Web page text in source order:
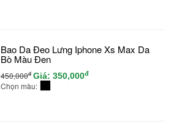
Bao Da Đeo Lưng Iphone Xs Max Da
Bò Màu Đen
450,000đ Giá: 350,000đ
Chọn màu: